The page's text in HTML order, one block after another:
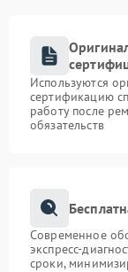
Используются
сертификацию
работу после
обязательств
Современное
экспресс-
сроки,